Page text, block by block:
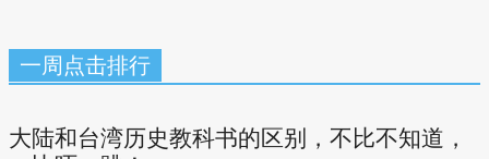
一周点击排行
大陆和台湾历史教科书的区别，不比不知道，